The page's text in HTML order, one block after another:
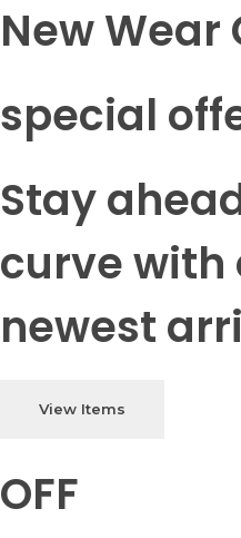
New Wear
special
Stay
curve with
newest
View Items
OFF